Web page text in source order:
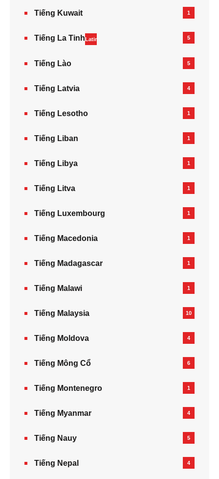
Tiếng Kuwait 1
Tiếng La TinhLatin 5
Tiếng Lào 5
Tiếng Latvia 4
Tiếng Lesotho 1
Tiếng Liban 1
Tiếng Libya 1
Tiếng Litva 1
Tiếng Luxembourg 1
Tiếng Macedonia 1
Tiếng Madagascar 1
Tiếng Malawi 1
Tiếng Malaysia 10
Tiếng Moldova 4
Tiếng Mông Cổ 6
Tiếng Montenegro 1
Tiếng Myanmar 4
Tiếng Nauy 5
Tiếng Nepal‎ 4